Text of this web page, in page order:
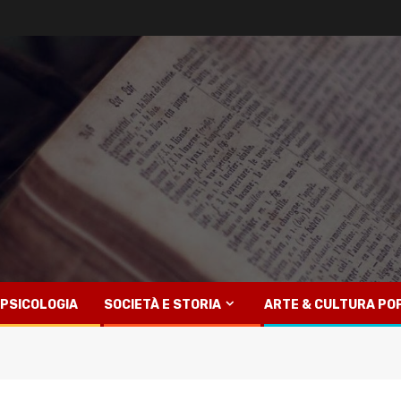
PSICOLOGIA SOCIETÀ E STORIA ARTE & CULTURA